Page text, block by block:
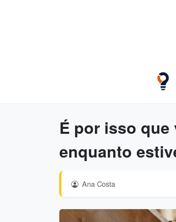
É por isso
enquanto
Ana Costa